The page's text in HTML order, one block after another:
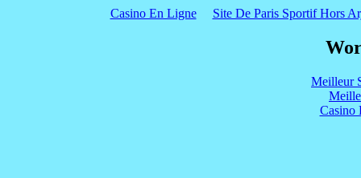
Casino En Ligne Site De Paris Sportif Hors
Meilleur
Casino